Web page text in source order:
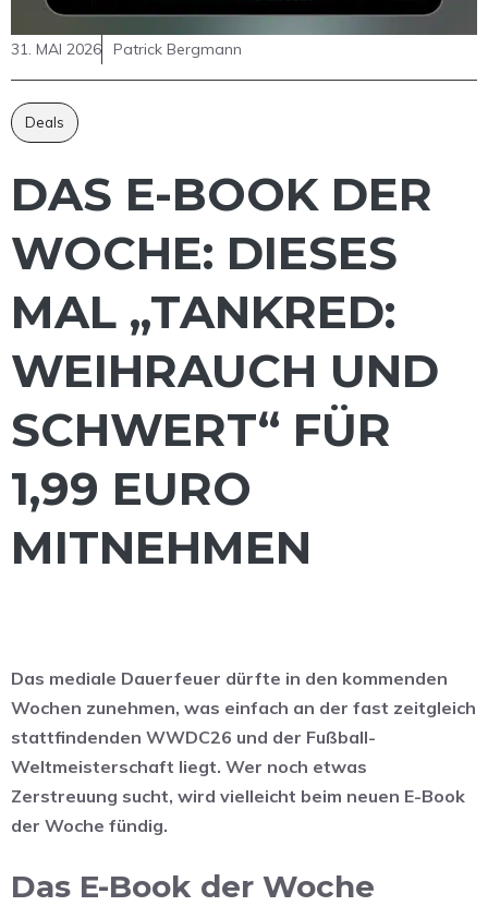
31. MAI 2026 Patrick Bergmann
Deals
DAS E-BOOK DER
WOCHE: DIESES
MAL „TANKRED:
WEIHRAUCH UND
SCHWERT“ FÜR
1,99 EURO
MITNEHMEN
Das mediale Dauerfeuer dürfte in den kommenden
Wochen zunehmen, was einfach an der fast zeitgleich
stattfindenden WWDC26 und der Fußball-
Weltmeisterschaft liegt. Wer noch etwas
Zerstreuung sucht, wird vielleicht beim neuen E-Book
der Woche fündig.
Das E-Book der Woche